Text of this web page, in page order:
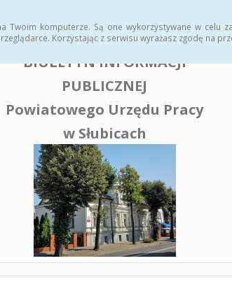
komputerze. Są one wykorzystywane w celu
Korzystając z serwisu wyrażasz zgodę na
BIULETYN INFORMACJI
PUBLICZNEJ
Powiatowego Urzędu Pracy
w Słubicach